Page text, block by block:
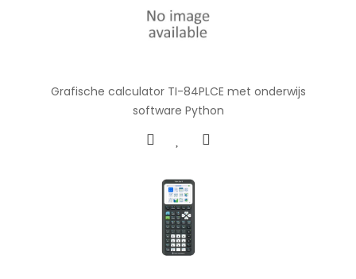
Grafische calculator TI-84PLCE met onderwijs
software Python